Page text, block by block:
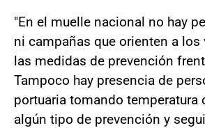
"En el muelle nacional no hay
ni campañas que orienten a los
las medidas de prevención
Tampoco hay presencia de
portuaria tomando temperatura
algún tipo de prevención y